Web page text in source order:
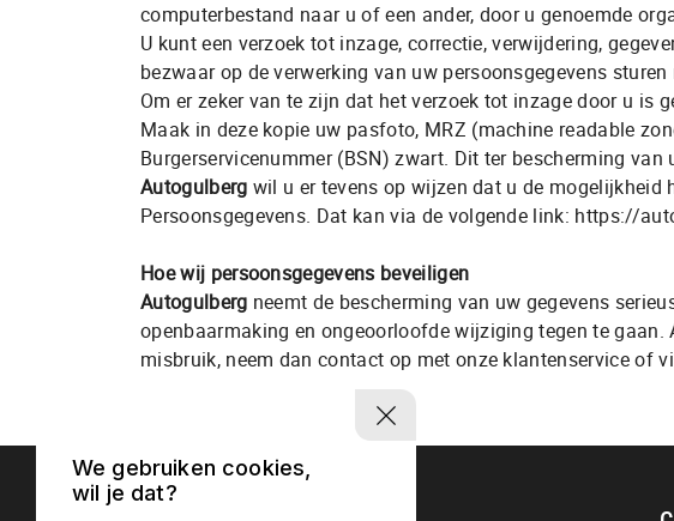
computerbestand naar u of een ander, door u genoemde
U kunt een verzoek tot inzage, correctie, verwijdering,
bezwaar op de verwerking van uw persoonsgegevens
Om er zeker van te zijn dat het verzoek tot inzage door u is
Maak in deze kopie uw pasfoto, MRZ (machine readable
Burgerservicenummer (BSN) zwart. Dit ter bescherming
Autogulberg wil u er tevens op wijzen dat u de
Persoonsgegevens. Dat kan via de volgende link: https://
Hoe wij persoonsgegevens beveiligen
Autogulberg neemt de bescherming van uw gegevens
openbaarmaking en ongeoorloofde wijziging tegen te
misbruik, neem dan contact op met onze klantenservice of
We gebruiken cookies,
wil je dat?